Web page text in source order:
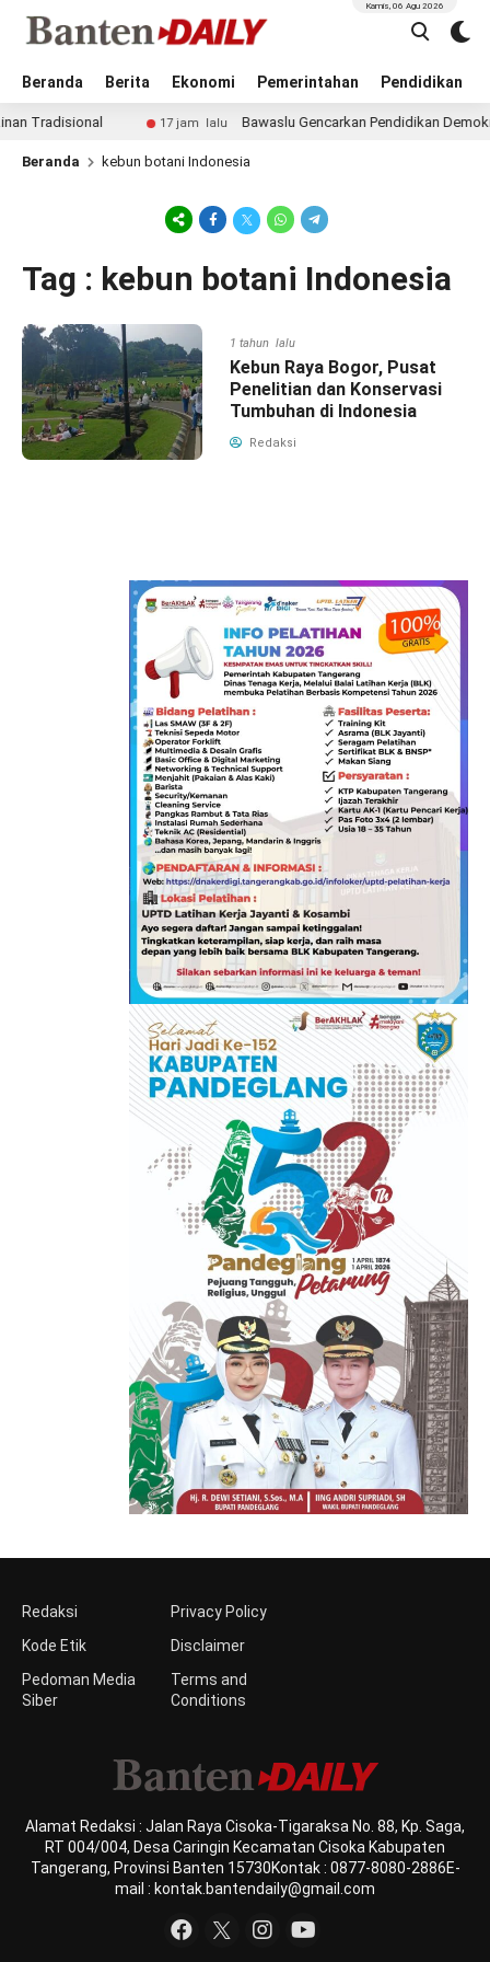
Beranda Berita Ekonomi Pemerintahan Pendidikan
Kamis, 06 Agu 2026
Tradisional 17 jam lalu Bawaslu Gencarkan Pendidikan
Beranda kebun botani Indonesia
Tag : kebun botani Indonesia
1 tahun lalu
Kebun Raya Bogor, Pusat
Penelitian dan Konservasi
Tumbuhan di Indonesia
Redaksi
Redaksi
Kode Etik
Pedoman Media
Siber
Privacy Policy
Disclaimer
Terms and
Conditions
Alamat Redaksi : Jalan Raya Cisoka-Tigaraksa No. 88, Kp. Saga,
RT 004/004, Desa Caringin Kecamatan Cisoka Kabupaten
Tangerang, Provinsi Banten 15730Kontak : 0877-8080-2886E-
mail : kontak.bantendaily@gmail.com